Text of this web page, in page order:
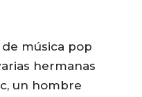
música pop
hermanas
un hombre